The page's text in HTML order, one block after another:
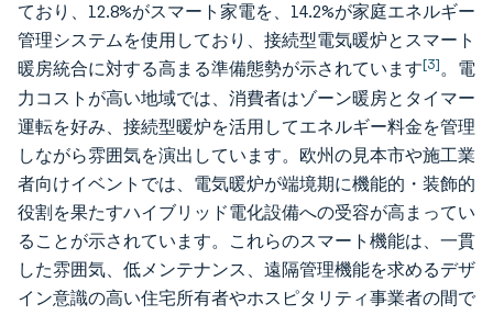
ており、12.8%がスマート家電を、14.2%が家庭エネルギー
管理システムを使用しており、接続型電気暖炉とスマート
暖房統合に対する高まる準備態勢が示されています[3]。電
力コストが高い地域では、消費者はゾーン暖房とタイマー
運転を好み、接続型暖炉を活用してエネルギー料金を管理
しながら雰囲気を演出しています。欧州の見本市や施工業
者向けイベントでは、電気暖炉が端境期に機能的・装飾的
役割を果たすハイブリッド電化設備への受容が高まってい
ることが示されています。これらのスマート機能は、一貫
した雰囲気、低メンテナンス、遠隔管理機能を求めるデザ
イン意識の高い住宅所有者やホスピタリティ事業者の間で